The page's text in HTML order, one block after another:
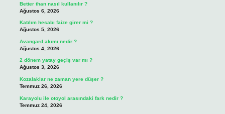
Better than nasıl kullanılır ?
Ağustos 6, 2026
Katılım hesabı faize girer mi ?
Ağustos 5, 2026
Avangard akımı nedir ?
Ağustos 4, 2026
2 dönem yatay geçiş var mı ?
Ağustos 3, 2026
Kozalaklar ne zaman yere düşer ?
Temmuz 26, 2026
Karayolu ile otoyol arasındaki fark nedir ?
Temmuz 24, 2026